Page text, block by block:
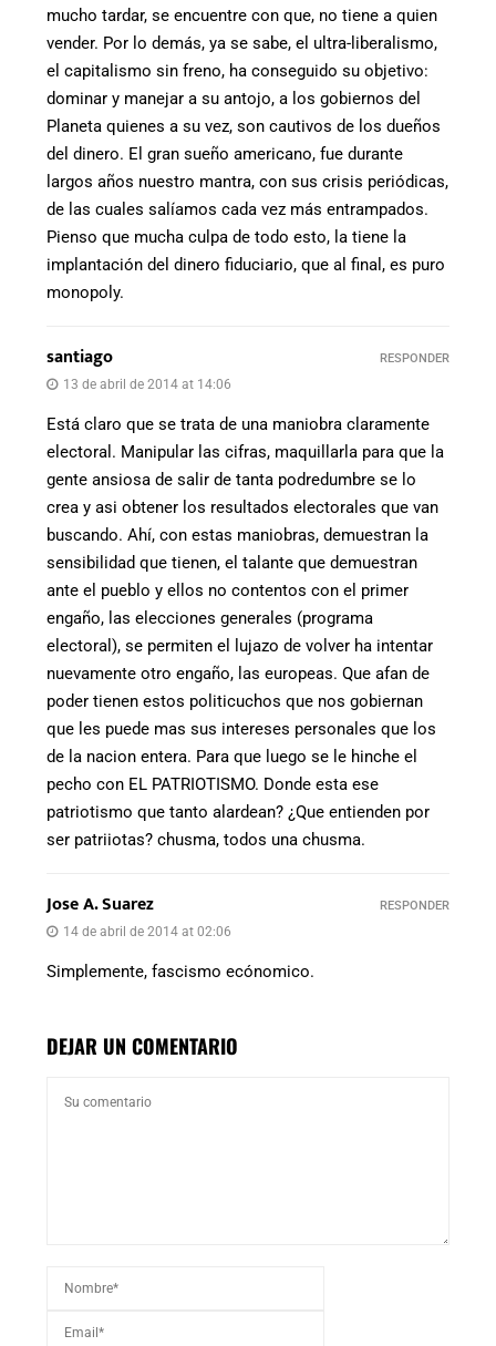
mucho tardar, se encuentre con que, no tiene a quien
vender. Por lo demás, ya se sabe, el ultra-liberalismo,
el capitalismo sin freno, ha conseguido su objetivo:
dominar y manejar a su antojo, a los gobiernos del
Planeta quienes a su vez, son cautivos de los dueños
del dinero. El gran sueño americano, fue durante
largos años nuestro mantra, con sus crisis periódicas,
de las cuales salíamos cada vez más entrampados.
Pienso que mucha culpa de todo esto, la tiene la
implantación del dinero fiduciario, que al final, es puro
monopoly.
santiago
13 de abril de 2014 at 14:06
Está claro que se trata de una maniobra claramente
electoral. Manipular las cifras, maquillarla para que la
gente ansiosa de salir de tanta podredumbre se lo
crea y asi obtener los resultados electorales que van
buscando. Ahí, con estas maniobras, demuestran la
sensibilidad que tienen, el talante que demuestran
ante el pueblo y ellos no contentos con el primer
engaño, las elecciones generales (programa
electoral), se permiten el lujazo de volver ha intentar
nuevamente otro engaño, las europeas. Que afan de
poder tienen estos politicuchos que nos gobiernan
que les puede mas sus intereses personales que los
de la nacion entera. Para que luego se le hinche el
pecho con EL PATRIOTISMO. Donde esta ese
patriotismo que tanto alardean? ¿Que entienden por
ser patriiotas? chusma, todos una chusma.
RESPONDER
Jose A. Suarez
14 de abril de 2014 at 02:06
Simplemente, fascismo ecónomico.
RESPONDER
DEJAR UN COMENTARIO